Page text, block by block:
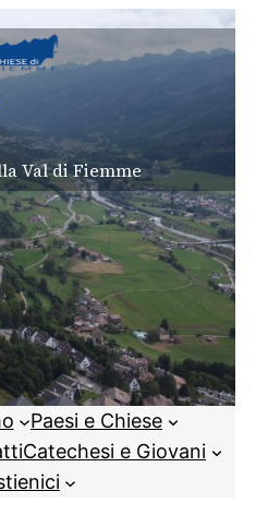
Val di Fiemme
Paesi e Chiese
Catechesi e Giovani